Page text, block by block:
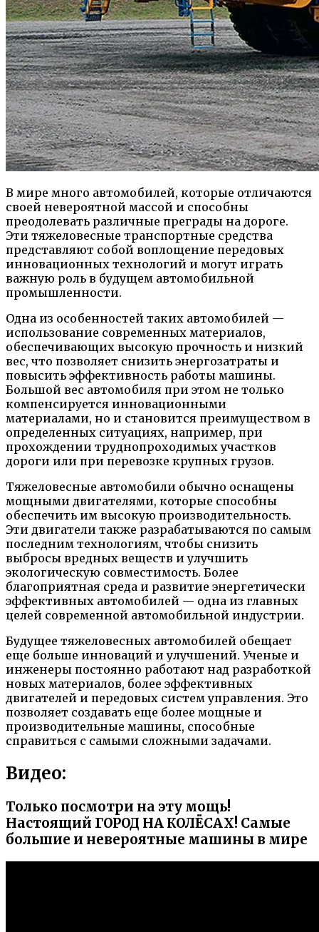
В мире много автомобилей, которые отличаются
своей невероятной массой и способны
преодолевать различные преграды на дороге.
Эти тяжеловесные транспортные средства
представляют собой воплощение передовых
инновационных технологий и могут играть
важную роль в будущем автомобильной
промышленности.
Одна из особенностей таких автомобилей —
использование современных материалов,
обеспечивающих высокую прочность и низкий
вес, что позволяет снизить энергозатраты и
повысить эффективность работы машины.
Большой вес автомобиля при этом не только
компенсируется инновационными
материалами, но и становится преимуществом в
определенных ситуациях, например, при
прохождении труднопроходимых участков
дороги или при перевозке крупных грузов.
Тяжеловесные автомобили обычно оснащены
мощными двигателями, которые способны
обеспечить им высокую производительность.
Эти двигатели также разрабатываются по самым
последним технологиям, чтобы снизить
выбросы вредных веществ и улучшить
экологическую совместимость. Более
благоприятная среда и развитие энергетически
эффективных автомобилей — одна из главных
целей современной автомобильной индустрии.
Будущее тяжеловесных автомобилей обещает
еще больше инноваций и улучшений. Ученые и
инженеры постоянно работают над разработкой
новых материалов, более эффективных
двигателей и передовых систем управления. Это
позволяет создавать еще более мощные и
производительные машины, способные
справиться с самыми сложными задачами.
Видео:
Только посмотри на эту мощь!
Настоящий ГОРОД НА КОЛЁСАХ! Самые
большие и невероятные машины в мире